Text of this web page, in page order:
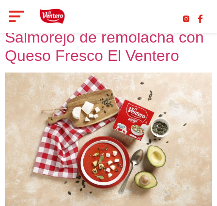
Salmorejo de remolacha con
Queso Fresco El Ventero